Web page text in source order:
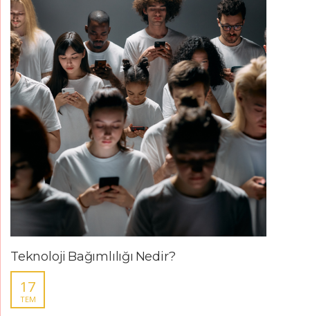
Teknoloji Bağımlılığı Nedir?
17
TEM